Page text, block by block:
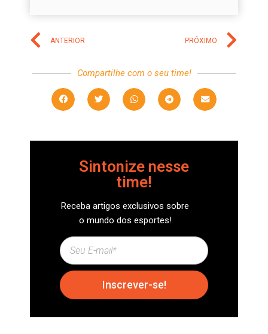
ANTERIOR PRÓXIMO
Compartilhe com o seu time!
Sintonize nesse
time!
Receba artigos exclusivos sobre
o mundo dos esportes!
Inscrever-se!